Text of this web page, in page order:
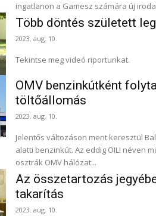
ingatlanon a Gamesz számára új
Több döntés született
2023. aug. 10.
Tekintse meg videó riportunkat.
OMV benzinkútként
töltőállomás
2023. aug. 10.
Jelentős változáson ment keresztül
alatti benzinkút. Az eddig OIL! néven
osztrák OMV hálózat...
Az összetartozás
takarítás
2023. aug. 10.